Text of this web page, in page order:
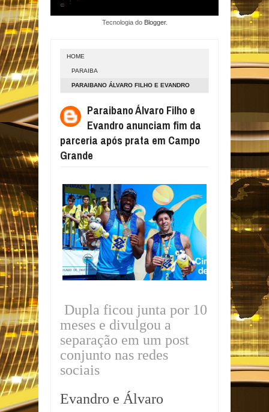
Tecnologia do Blogger.
HOME
PARAIBA
PARAIBANO ÁLVARO FILHO E EVANDRO
EM CAMPO GRANDE
Paraibano Álvaro Filho e
Evandro anunciam fim da
parceria após prata em Campo
Grande
Dupla ficou junta por 10
meses e divulgou a
separação em um post
conjunto nas redes
sociais
Evandro e Álvaro